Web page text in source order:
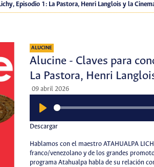
Episodio 1: La Pastora, Henri Langlois y la
ALUCINE
Alucine - Claves para
La Pastora, Henri
09 abril 2026
Descargar
Hablamos con el maestro ATAHUALPA
franco/venezolano y de los grandes
programa Atahualpa habla de su relación